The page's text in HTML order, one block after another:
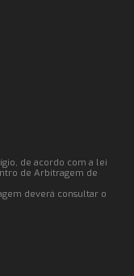
de acordo com a lei
de Arbitragem de
deverá consultar o